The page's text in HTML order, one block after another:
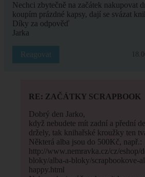
Nechci zbytečně na začátek nakupovat
koupím prázdné kapsy, dají se svázat
Díky za odpověď
Jarka
Reagovat
RE: ZAČÁTKY SCRAPBOOK
Dobrý den Jarko,
když nebudete mít zadní a přední
držely, tak knihařské kroužky ten
Některá alba jsou do 500Kč, např.:
http://www.nemravka.cz/cz/eshop/
bloky/alba-a-bloky/scrapbookove-
happy.html